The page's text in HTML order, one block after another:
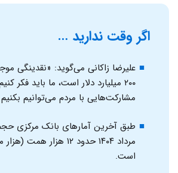
اگر وقت ندارید …
علیرضا زاکانی می‌گوید: «نقدینگی
۲۰۰ میلیارد دلار است، ما باید فکر
مشارکت‌هایی با مردم می‌توانیم
طبق آخرین آمار‌های بانک مرکزی
مرداد ۱۴۰۴ حدود ۱۲ هزار
است.